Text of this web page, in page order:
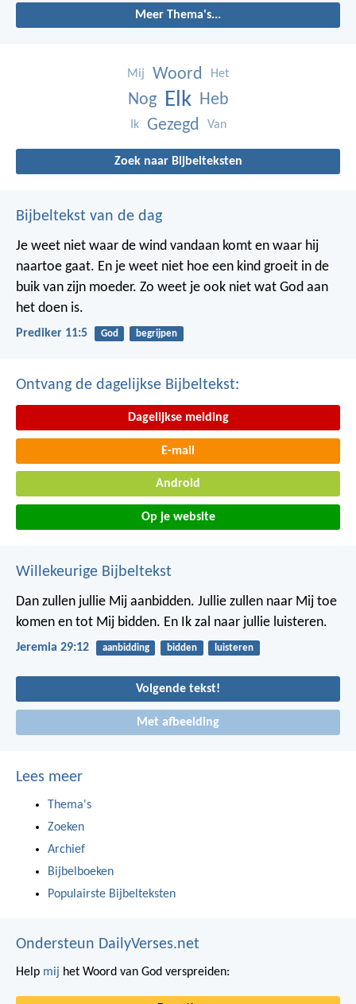
Meer Thema's...
Mij Woord Het
Nog Elk Heb
Ik Gezegd Van
Zoek naar Bijbelteksten
Bijbeltekst van de dag
Je weet niet waar de wind vandaan komt en waar hij
naartoe gaat. En je weet niet hoe een kind groeit in de
buik van zijn moeder. Zo weet je ook niet wat God aan
het doen is.
Prediker 11:5 God begrijpen
Ontvang de dagelijkse Bijbeltekst:
Dagelijkse melding
E-mail
Android
Op je website
Willekeurige Bijbeltekst
Dan zullen jullie Mij aanbidden. Jullie zullen naar Mij toe
komen en tot Mij bidden. En Ik zal naar jullie luisteren.
Jeremia 29:12 aanbidding bidden luisteren
Volgende tekst!
Met afbeelding
Lees meer
Thema's
Zoeken
Archief
Bijbelboeken
Populairste Bijbelteksten
Ondersteun DailyVerses.net
Help mij het Woord van God verspreiden: